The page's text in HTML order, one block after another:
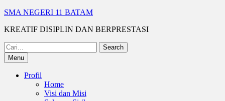
SMA NEGERI 11 BATAM
KREATIF DISIPLIN DAN BERPRESTASI
Search
for:Menu
Profil
Home
Visi dan Misi